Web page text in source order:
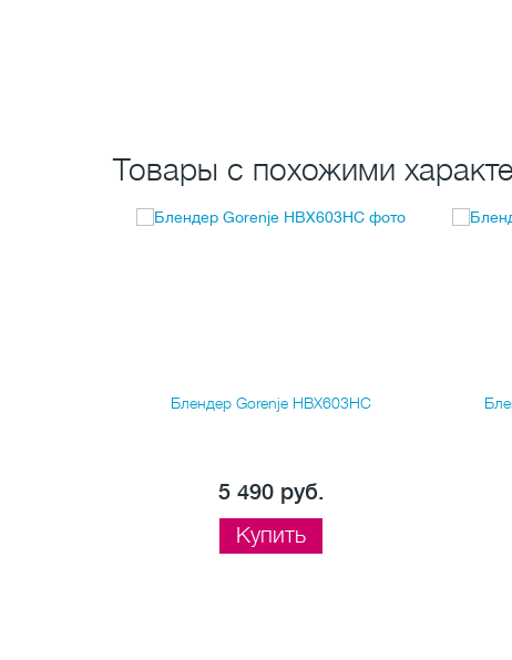
Товары с похожими
Блендер Gorenje HBX603HC
5 490 руб.
Купить